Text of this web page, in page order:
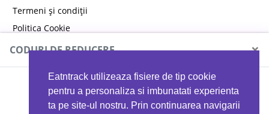
Eatntrack utilizeaza fisiere de tip cookie
pentru a personaliza si imbunatati experienta
ta pe site-ul nostru. Prin continuarea navigarii
Termeni și condiții
Politica Cookie
Politica de confidențialitate
CODURI DE REDUCERE ×
MYPROTEIN